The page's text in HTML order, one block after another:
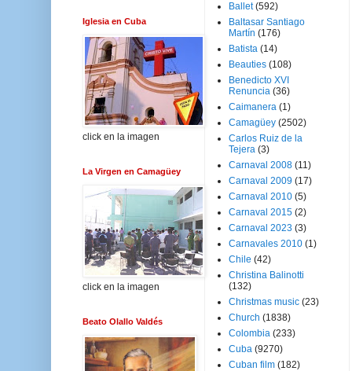
Iglesia en Cuba
click en la imagen
La Virgen en Camagüey
click en la imagen
Beato Olallo Valdés
Ballet (592)
Baltasar Santiago
Martín (176)
Batista (14)
Beauties (108)
Benedicto XVI
Renuncia (36)
Caimanera (1)
Camagüey (2502)
Carlos Ruiz de la
Tejera (3)
Carnaval 2008 (11)
Carnaval 2009 (17)
Carnaval 2010 (5)
Carnaval 2015 (2)
Carnaval 2023 (3)
Carnavales 2010 (1)
Chile (42)
Christina Balinotti
(132)
Christmas music (23)
Church (1838)
Colombia (233)
Cuba (9270)
Cuban film (182)